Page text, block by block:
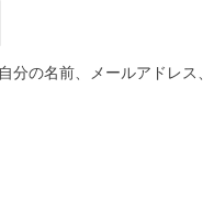
の名前、メールアドレス